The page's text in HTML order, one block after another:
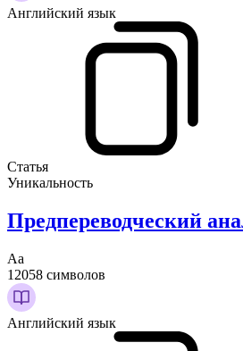
Английский язык
Статья
Уникальность
Предпереводческий
Аа
12058 символов
Английский язык